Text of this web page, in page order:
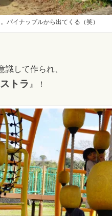
パイナップルから出てくる（笑）
して作られ、
トラ 』！